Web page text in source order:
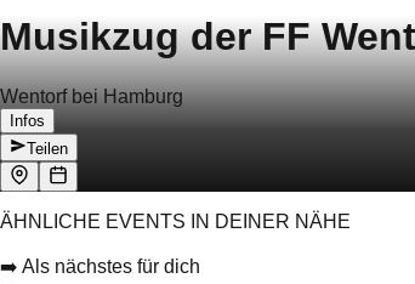
Musikzug der FF
Wentorf bei Hamburg
Infos
Teilen
ÄHNLICHE EVENTS IN DEINER NÄHE
➡️ Als nächstes für dich